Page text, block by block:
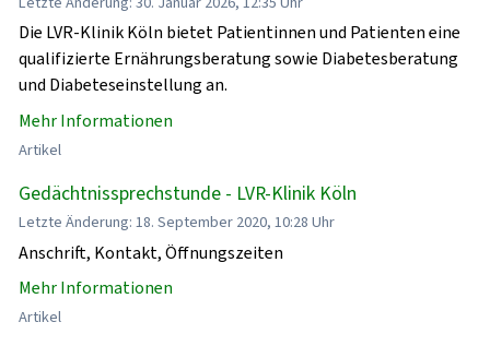
Die LVR-Klinik Köln bietet Patientinnen und Patienten eine
qualifizierte Ernährungsberatung sowie Diabetesberatung
und Diabeteseinstellung an.
Mehr Informationen
Artikel
Gedächtnissprechstunde - LVR-Klinik Köln
Letzte Änderung: 18. September 2020, 10:28 Uhr
Anschrift, Kontakt, Öffnungszeiten
Mehr Informationen
Artikel